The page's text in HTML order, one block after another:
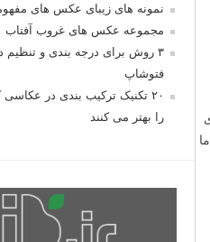
نمونه های زیبای عکس های
مجموعه عکس های غروب آفتاب
۳ روش برای درجه بندی و تنظیم
فتوشاپ
۲۰ تکنیک ترکیب بندی در
را بهتر می کنند